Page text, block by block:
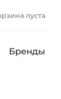
пуста
Бренды